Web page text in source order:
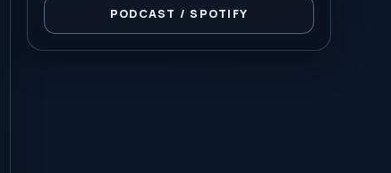
PODCAST / SPOTIFY